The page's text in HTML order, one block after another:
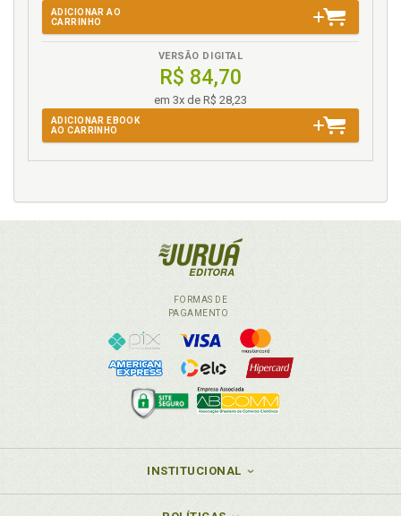
ADICIONAR AO
CARRINHO
VERSÃO DIGITAL
R$ 84,70
em 3x de R$ 28,23
ADICIONAR EBOOK
AO CARRINHO
FORMAS DE
PAGAMENTO
INSTITUCIONAL